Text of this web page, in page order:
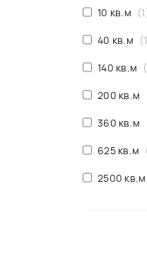
10 кв.м 1
40 кв.м 1
140 кв.м
200 кв.м
360 кв.м
625 кв.м
2500 кв.м